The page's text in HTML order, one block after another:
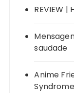
REVIEW
saudade
Anime